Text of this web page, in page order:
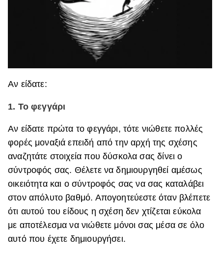
Αν είδατε:
1. Το φεγγάρι
Αν είδατε πρώτα το φεγγάρι, τότε νιώθετε πολλές
φορές μοναξιά επειδή από την αρχή της σχέσης
αναζητάτε στοιχεία που δύσκολα σας δίνει ο
σύντροφός σας. Θέλετε να δημιουργηθεί αμέσως
οικειότητα και ο σύντροφός σας να σας καταλάβει
στον απόλυτο βαθμό. Απογοητεύεστε όταν βλέπετε
ότι αυτού του είδους η σχέση δεν χτίζεται εύκολα
με αποτέλεσμα να νιώθετε μόνοι σας μέσα σε όλο
αυτό που έχετε δημιουργήσει.